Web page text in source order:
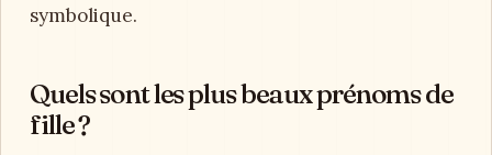
symbolique.
Quels sont les plus beaux prénoms de
fille ?